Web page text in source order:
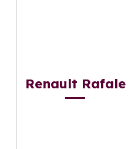
Renault Rafale